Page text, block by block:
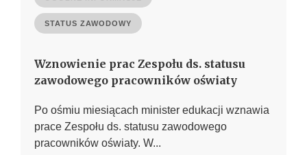
STATUS ZAWODOWY
Wznowienie prac Zespołu ds. statusu
zawodowego pracowników oświaty
Po ośmiu miesiącach minister edukacji wznawia
prace Zespołu ds. statusu zawodowego
pracowników oświaty. W...